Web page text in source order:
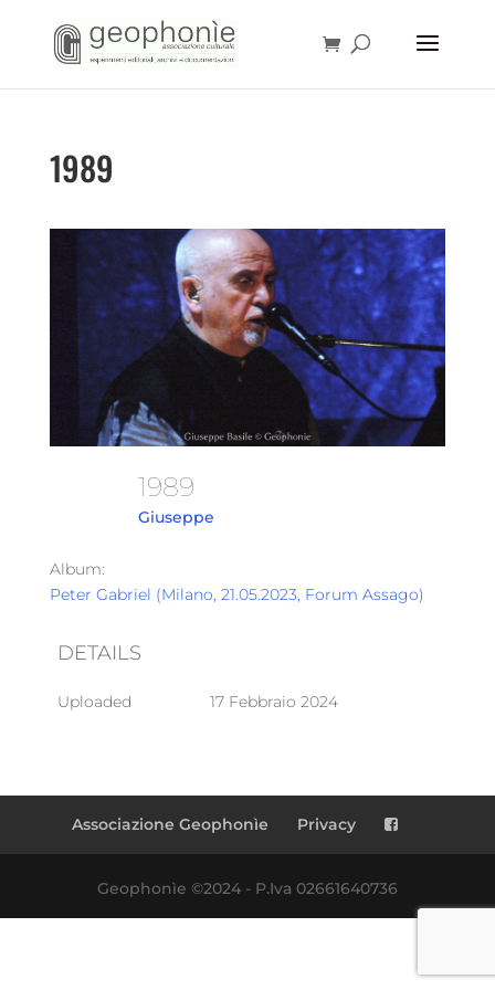
1989
1989
Giuseppe
Album:
Peter Gabriel (Milano, 21.05.2023, Forum Assago)
DETAILS
Uploaded 17 Febbraio 2024
Associazione Geophonìe Privacy
Geophonìe ©2024 - P.Iva 02661640736